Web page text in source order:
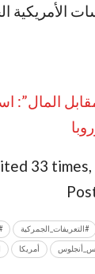
الأمريكية
المال”:
33
#التعريفات_الجمركية
أمريكا